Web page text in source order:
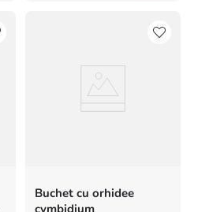
Buchet cu orhidee
cymbidium